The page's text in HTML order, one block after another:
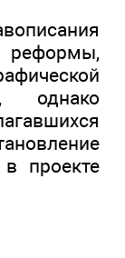
однако
проекте